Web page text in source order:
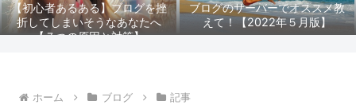
【初心者あるある】ブログを挫
折してしまいそうなあなたへ
【７つの原因と対策】
ブログのサーバーでオススメ教
えて！【2022年５月版】
ホーム ブログ 記事